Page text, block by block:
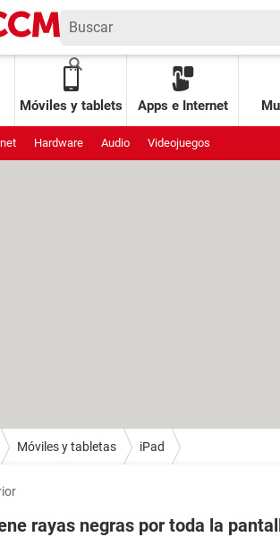
Móviles y tablets Apps e Internet
Hardware Audio Videojuegos
Móviles y tabletas iPad
rayas negras por toda la